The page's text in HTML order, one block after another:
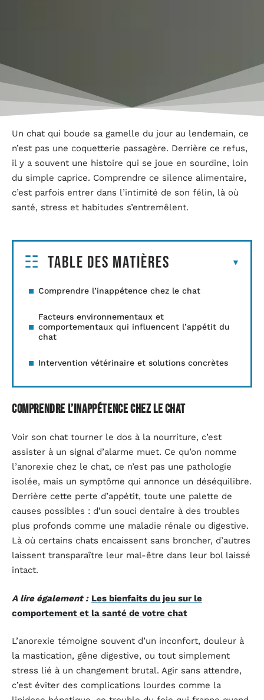
Un chat qui boude sa gamelle du jour au lendemain, ce
n’est pas une coquetterie passagère. Derrière ce refus,
il y a souvent une histoire qui se joue en sourdine, loin
du simple caprice. Comprendre ce silence alimentaire,
c’est parfois entrer dans l’intimité de son félin, là où
santé, stress et habitudes s’entremêlent.
Table des matières
Comprendre l’inappétence chez le chat
Facteurs environnementaux et
comportementaux qui influencent l’appétit du
chat
Intervention vétérinaire et solutions concrètes
Comprendre l’inappétence chez le chat
Voir son chat tourner le dos à la nourriture, c’est
assister à un signal d’alarme muet. Ce qu’on nomme
l’anorexie chez le chat, ce n’est pas une pathologie
isolée, mais un symptôme qui annonce un déséquilibre.
Derrière cette perte d’appétit, toute une palette de
causes possibles : d’un souci dentaire à des troubles
plus profonds comme une maladie rénale ou digestive.
Là où certains chats encaissent sans broncher, d’autres
laissent transparaître leur mal-être dans leur bol laissé
intact.
A lire également : Les bienfaits du jeu sur le
comportement et la santé de votre chat
L’anorexie témoigne souvent d’un inconfort, douleur à
la mastication, gêne digestive, ou tout simplement
stress lié à un changement brutal. Agir sans attendre,
c’est éviter des complications lourdes comme la